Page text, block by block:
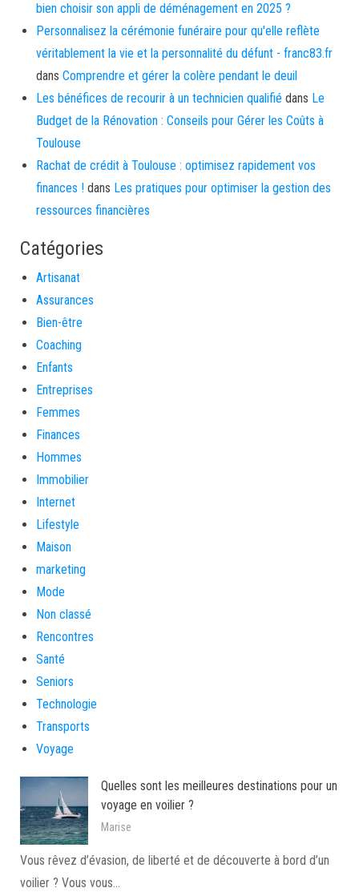
bien choisir son appli de déménagement en 2025 ?
Personnalisez la cérémonie funéraire pour qu'elle reflète
véritablement la vie et la personnalité du défunt - franc83.fr
dans Comprendre et gérer la colère pendant le deuil
Les bénéfices de recourir à un technicien qualifié dans Le
Budget de la Rénovation : Conseils pour Gérer les Coûts à
Toulouse
Rachat de crédit à Toulouse : optimisez rapidement vos
finances ! dans Les pratiques pour optimiser la gestion des
ressources financières
Catégories
Artisanat
Assurances
Bien-être
Coaching
Enfants
Entreprises
Femmes
Finances
Hommes
Immobilier
Internet
Lifestyle
Maison
marketing
Mode
Non classé
Rencontres
Santé
Seniors
Technologie
Transports
Voyage
Quelles sont les meilleures destinations pour un
voyage en voilier ?
Marise
Vous rêvez d’évasion, de liberté et de découverte à bord d’un
voilier ? Vous vous…